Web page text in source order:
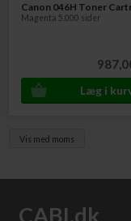
Canon 046H Toner
Magenta 5.000 sider
Vis med moms
CABI.dk